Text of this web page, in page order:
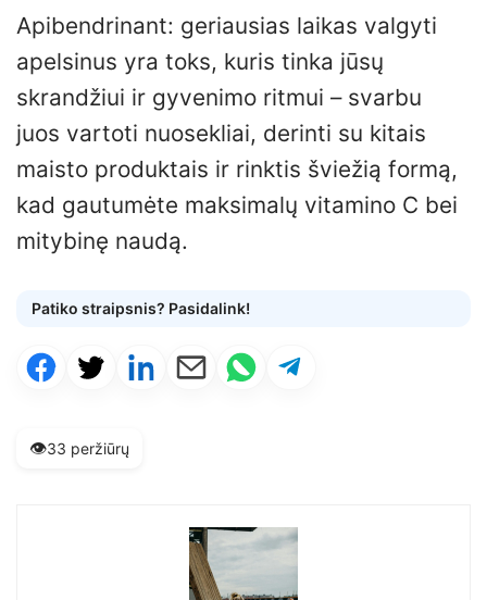
Apibendrinant: geriausias laikas valgyti
apelsinus yra toks, kuris tinka jūsų
skrandžiui ir gyvenimo ritmui – svarbu
juos vartoti nuosekliai, derinti su kitais
maisto produktais ir rinktis šviežią formą,
kad gautumėte maksimalų vitamino C bei
mitybinę naudą.
Patiko straipsnis? Pasidalink!
👁️33 peržiūrų